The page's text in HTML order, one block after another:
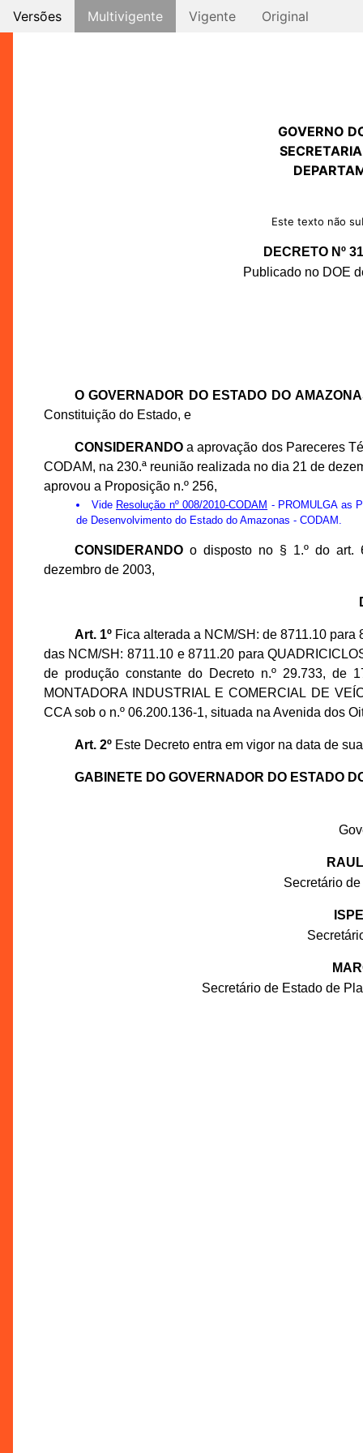
Versões Multivigente Vigente Original
GOVERNO
Este texto não
DECRETO Nº
Publicado no DOE
O GOVERNADOR DO ESTADO DO
Constituição do Estado, e
CONSIDERANDOa aprovação dos Pareceres
CODAM, na 230.ª reunião realizada no dia 21 de
aprovou a Proposição n.º 256,
Vide Resolução nº 008/2010-CODAM - PROMULGA as
de Desenvolvimento do Estado do Amazonas - CODAM.
CONSIDERANDOo disposto no § 1.º do art.
dezembro de 2003,
Art. 1ºFica alterada a NCM/SH: de 8711.10 para
das NCM/SH: 8711.10 e 8711.20 para
de produção constante do Decreto n.º 29.733, de
MONTADORA INDUSTRIAL E COMERCIAL DE
CCA sob o n.º 06.200.136-1, situada na Avenida dos
Art. 2ºEste Decreto entra em vigor na data de
GABINETE DO GOVERNADOR DO ESTADO
Secretário
Secretário de Estado de